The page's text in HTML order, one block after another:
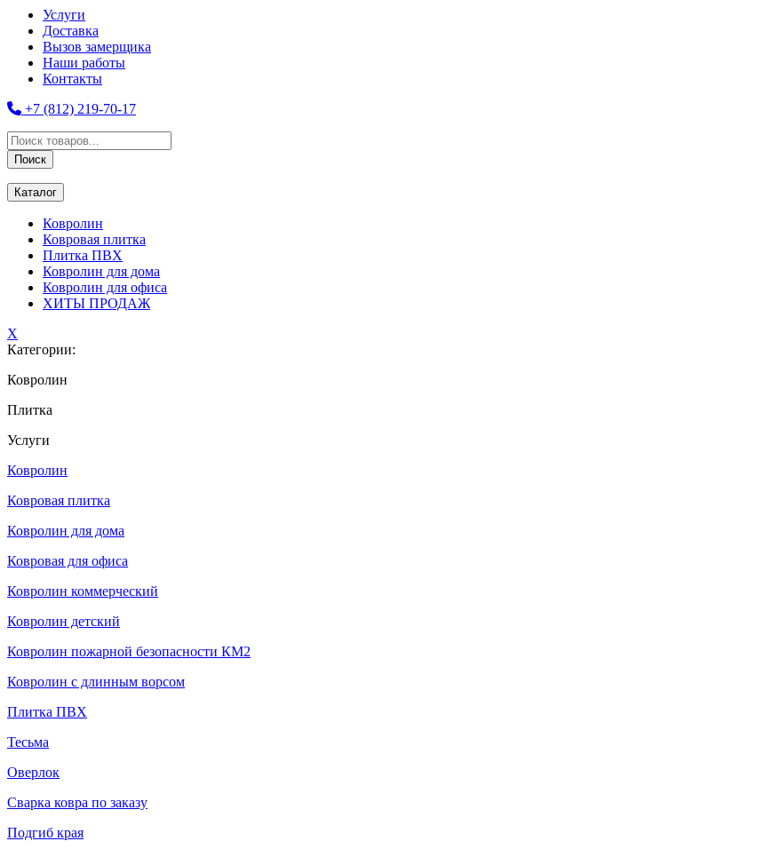
Услуги
Доставка
Вызов замерщика
Наши работы
Контакты
+7 (812) 219-70-17
Поиск
товаров
Поиск
Каталог
Ковролин
Ковровая плитка
Плитка ПВХ
Ковролин для дома
Ковролин для офиса
ХИТЫ ПРОДАЖ
X
Категории:
Ковролин
Плитка
Услуги
Ковролин
Ковровая плитка
Ковролин для дома
Ковровая для офиса
Ковролин коммерческий
Ковролин детский
Ковролин пожарной безопасности КМ2
Ковролин с длинным ворсом
Плитка ПВХ
Тесьма
Оверлок
Сварка ковра по заказу
Подгиб края